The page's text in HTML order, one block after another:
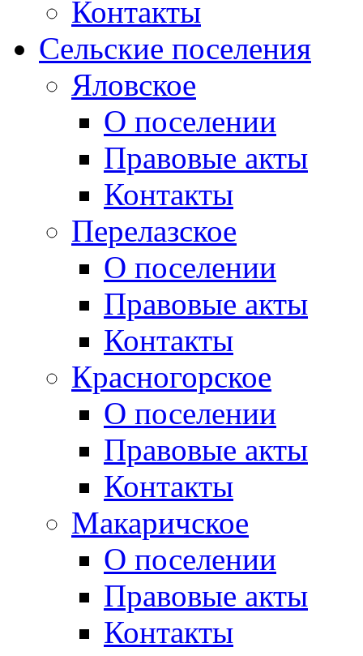
Контакты
Сельские поселения
Яловское
О поселении
Правовые акты
Контакты
Перелазское
О поселении
Правовые акты
Контакты
Красногорское
О поселении
Правовые акты
Контакты
Макаричское
О поселении
Правовые акты
Контакты